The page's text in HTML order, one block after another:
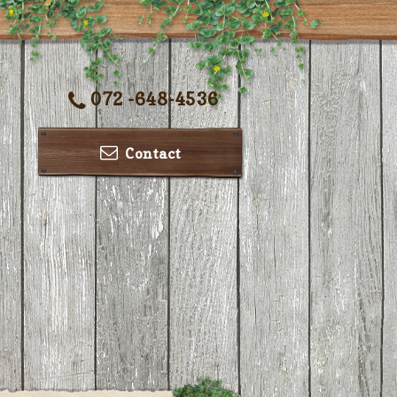
072 -648-4536
Contact